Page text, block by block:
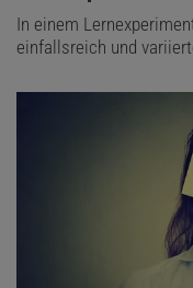
In einem
einfallsreich und